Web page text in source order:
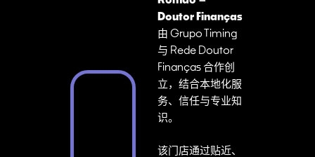
Doutor Finanças
由 Grupo Timing
与 Rede Doutor
Finanças 合作创
立，结合本地化服
务、信任与专业知
识。
该门店通过贴近、